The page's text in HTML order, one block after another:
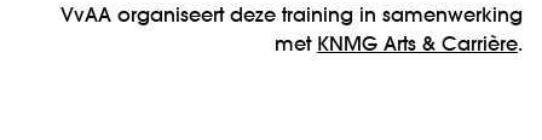
VvAA organiseert deze training in samenwerking
met KNMG Arts & Carrière.